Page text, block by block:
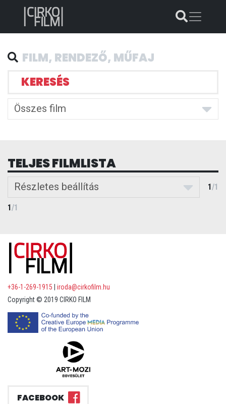
KERESÉS
Összes film
TELJES FILMLISTA
Részletes beállítás 1/1
1/1
+36-1-269-1915
iroda@cirkofilm.hu
Copyright © 2019 CIRKO FILM
FACEBOOK